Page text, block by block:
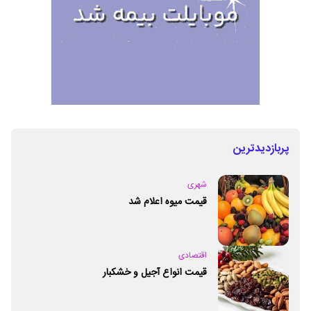
پربازدیدترین
شهری
قیمت میوه اعلام شد
اقتصادی
قیمت انواع آجیل و خشکبار